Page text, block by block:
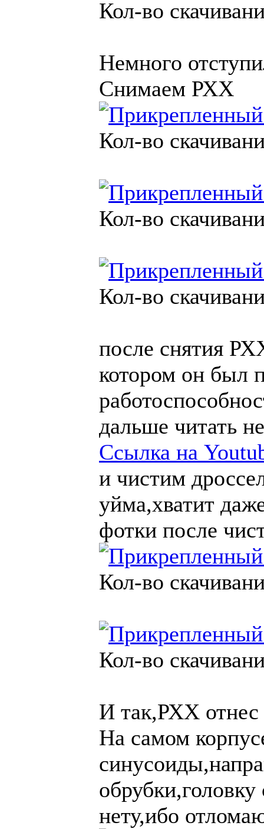
Кол-во
Немного
Снимаем РХХ
Кол-во
Кол-во
Кол-во
после снятия
котором он был
дальше читать
Ссылка на
и чистим
уйма,хватит
фотки после
Кол-во
Кол-во
И так,РХХ отнес
На самом
нету,ибо